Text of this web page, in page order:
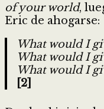
of your world,
Eric de ahogarse:
What would I
What would I
What would I
[2]